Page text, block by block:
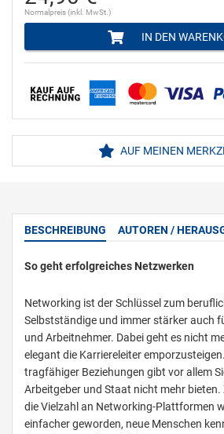
Normalpreis (inkl. MwSt.)
IN DEN
AUF MEINEN
BESCHREIBUNG AUTOREN /
So geht erfolgreiches Netzwerken
Networking ist der Schlüssel zum
Selbstständige und immer stärker auch
und Arbeitnehmer. Dabei geht es nicht
elegant die Karriereleiter
tragfähiger Beziehungen gibt vor allem
Arbeitgeber und Staat nicht mehr bieten.
die Vielzahl an Networking-Plattformen
einfacher geworden, neue Menschen